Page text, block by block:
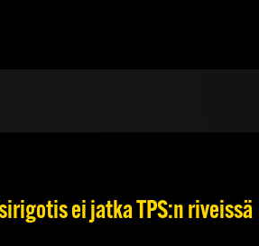
ei jatka TPS:n riveissä